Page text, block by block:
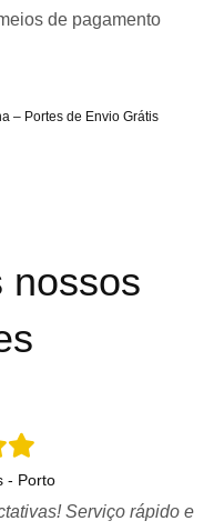
de pagamento
– Portes de Envio Grátis
nossos
- Porto
Serviço rápido e